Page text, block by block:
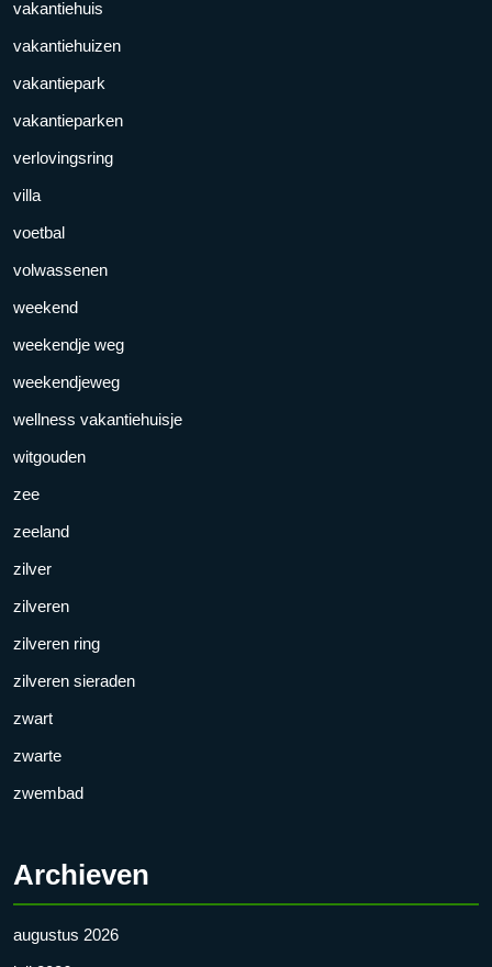
vakantiehuis
vakantiehuizen
vakantiepark
vakantieparken
verlovingsring
villa
voetbal
volwassenen
weekend
weekendje weg
weekendjeweg
wellness vakantiehuisje
witgouden
zee
zeeland
zilver
zilveren
zilveren ring
zilveren sieraden
zwart
zwarte
zwembad
Archieven
augustus 2026